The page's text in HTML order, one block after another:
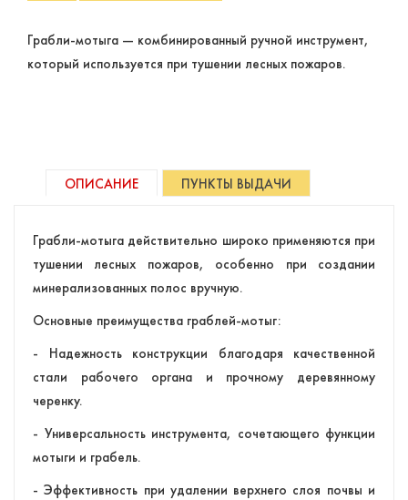
Грабли-мотыга — комбинированный ручной инструмент,
который используется при тушении лесных пожаров.
ОПИСАНИЕ ПУНКТЫ ВЫДАЧИ
Грабли-мотыга действительно широко применяются при
тушении лесных пожаров, особенно при создании
минерализованных полос вручную.
Основные преимущества граблей-мотыг:
- Надежность конструкции благодаря качественной
стали рабочего органа и прочному деревянному
черенку.
- Универсальность инструмента, сочетающего функции
мотыги и грабель.
- Эффективность при удалении верхнего слоя почвы и